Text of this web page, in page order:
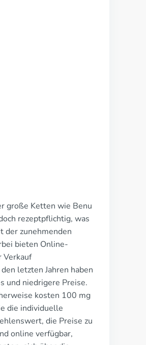
große Ketten wie Benu
rezeptpflichtig, was
der zunehmenden
bieten Online-
Verkauf
letzten Jahren haben
und niedrigere Preise.
kosten 100 mg
die individuelle
die Preise zu
online verfügbar,